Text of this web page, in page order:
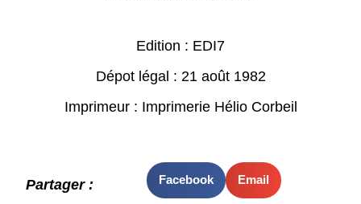
Edition : EDI7
Dépot légal : 21 août 1982
Imprimeur : Imprimerie Hélio Corbeil
Partager : Facebook Email